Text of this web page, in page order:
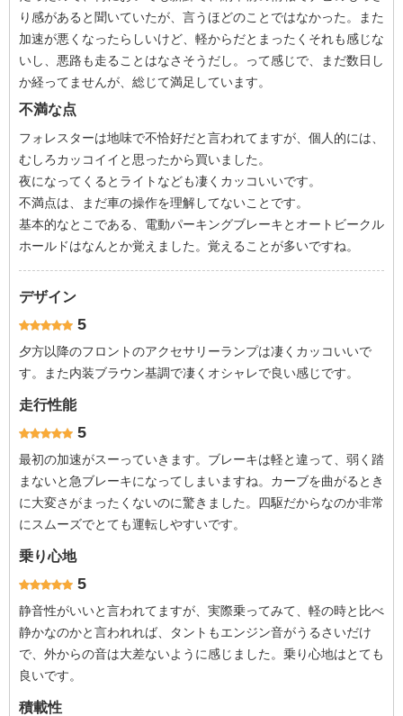
り感があると聞いていたが、言うほどのことではなかった。また
加速が悪くなったらしいけど、軽からだとまったくそれも感じな
いし、悪路も走ることはなさそうだし。って感じで、まだ数日し
か経ってませんが、総じて満足しています。
不満な点
フォレスターは地味で不恰好だと言われてますが、個人的には、
むしろカッコイイと思ったから買いました。
夜になってくるとライトなども凄くカッコいいです。
不満点は、まだ車の操作を理解してないことです。
基本的なとこである、電動パーキングブレーキとオートビークル
ホールドはなんとか覚えました。覚えることが多いですね。
デザイン
5
夕方以降のフロントのアクセサリーランプは凄くカッコいいで
す。また内装ブラウン基調で凄くオシャレで良い感じです。
走行性能
5
最初の加速がスーっていきます。ブレーキは軽と違って、弱く踏
まないと急ブレーキになってしまいますね。カーブを曲がるとき
に大変さがまったくないのに驚きました。四駆だからなのか非常
にスムーズでとても運転しやすいです。
乗り心地
5
静音性がいいと言われてますが、実際乗ってみて、軽の時と比べ
静かなのかと言われれば、タントもエンジン音がうるさいだけ
で、外からの音は大差ないように感じました。乗り心地はとても
良いです。
積載性